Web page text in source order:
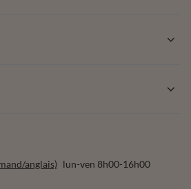
anglais) lun-ven 8h00-16h00